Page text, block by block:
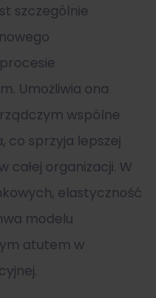
szczególnie
Umożliwia ona
wspólne
co sprzyja lepszej
całej organizacji. W
elastyczność
modelu
atutem w